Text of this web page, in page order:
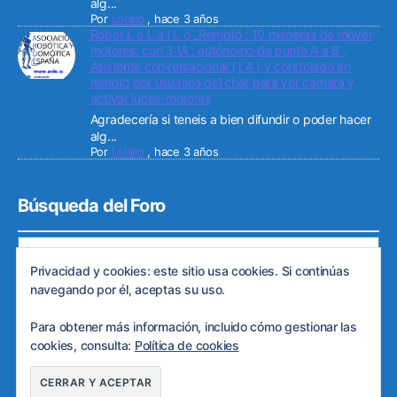
Privacidad y cookies: este sitio usa cookies. Si continúas
navegando por él, aceptas su uso.
Para obtener más información, incluido cómo gestionar las
cookies, consulta: Política de cookies
alg...
Por Lolailo , hace 3 años
Robot L o L a i L o _Remoto : 10 maneras de mover
motores. con 3 IA , autónomo de punto A a B ,
Asistente conversacional ( I A ) y controlado en
remoto por usuarios del chat para ver cámara y
activar luces-motores
Agradecería si teneis a bien difundir o poder hacer
alg...
Por Lolailo , hace 3 años
Búsqueda del Foro
© 2026Web de ARDE
Política de privacidad
Subir